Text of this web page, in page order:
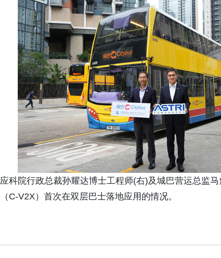
应科院行政总裁孙耀达博士工程师(右)及城巴营运总监
（C-V2X）首次在双层巴士落地应用的情况。